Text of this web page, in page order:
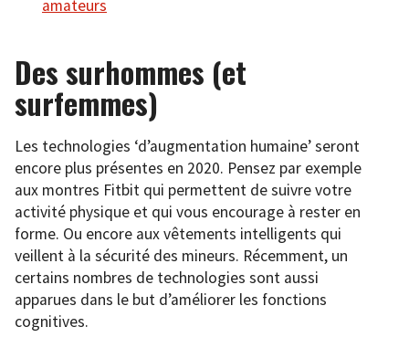
amateurs
Des surhommes (et
surfemmes)
Les technologies ‘d’augmentation humaine’ seront
encore plus présentes en 2020. Pensez par exemple
aux montres Fitbit qui permettent de suivre votre
activité physique et qui vous encourage à rester en
forme. Ou encore aux vêtements intelligents qui
veillent à la sécurité des mineurs. Récemment, un
certains nombres de technologies sont aussi
apparues dans le but d’améliorer les fonctions
cognitives.